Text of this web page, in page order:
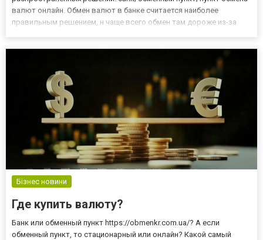
валют онлайн. Обмен валют в банке считается наиболее
правильным решением, н чаще всего обмен там дороже из-за
Бізнес новини
Где купить валюту?
Банк или обменный пункт https://obmenkr.com.ua/? А если
обменный пункт, то стационарный или онлайн? Какой самый